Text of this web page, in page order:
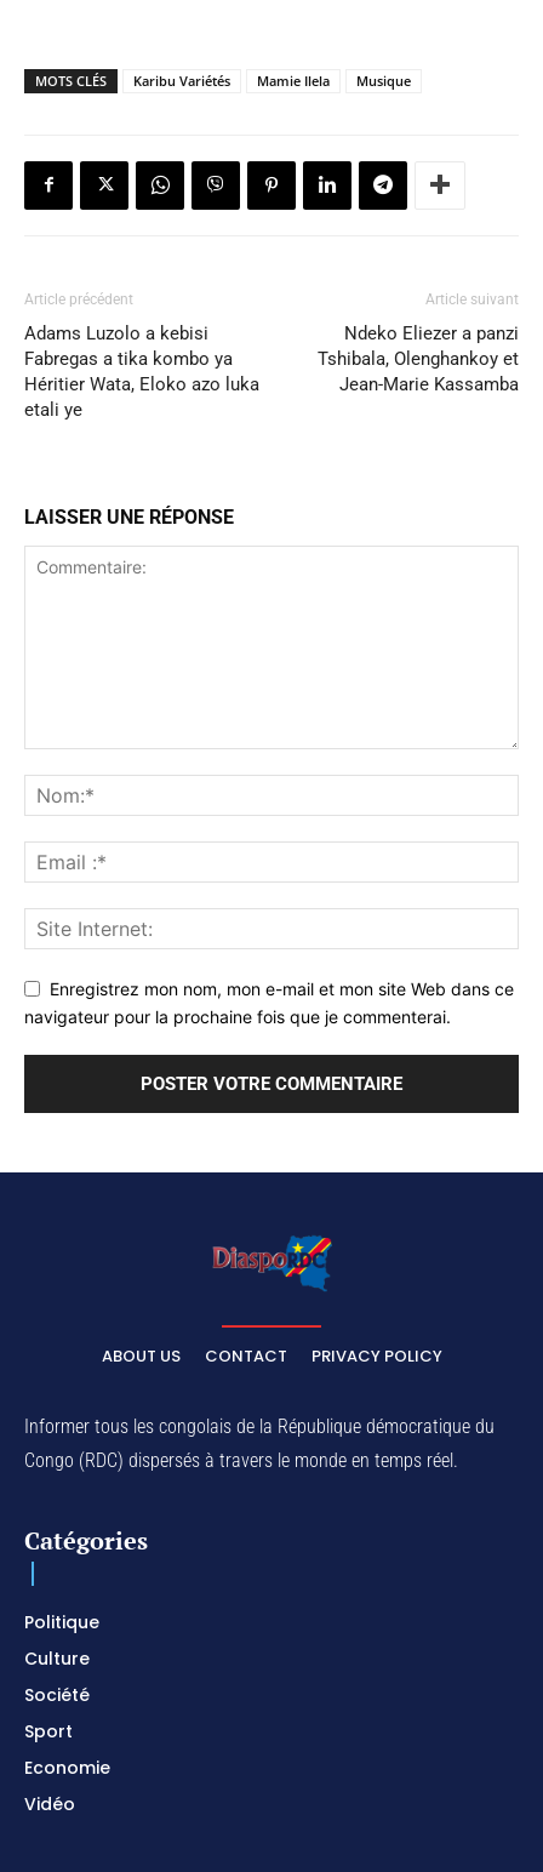
MOTS CLÉS Karibu Variétés Mamie Ilela Musique
Article précédent
Adams Luzolo a kebisi
Fabregas a tika kombo ya
Héritier Wata, Eloko azo luka
etali ye
Article suivant
Ndeko Eliezer a panzi
Tshibala, Olenghankoy et
Jean-Marie Kassamba
LAISSER UNE RÉPONSE
Enregistrez mon nom, mon e-mail et mon site Web dans ce
navigateur pour la prochaine fois que je commenterai.
ABOUT US CONTACT PRIVACY POLICY
Informer tous les congolais de la République démocratique du
Congo (RDC) dispersés à travers le monde en temps réel.
Catégories
Politique
Culture
Société
Sport
Economie
Vidéo